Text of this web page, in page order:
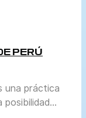
PERÚ
una práctica
posibilidad